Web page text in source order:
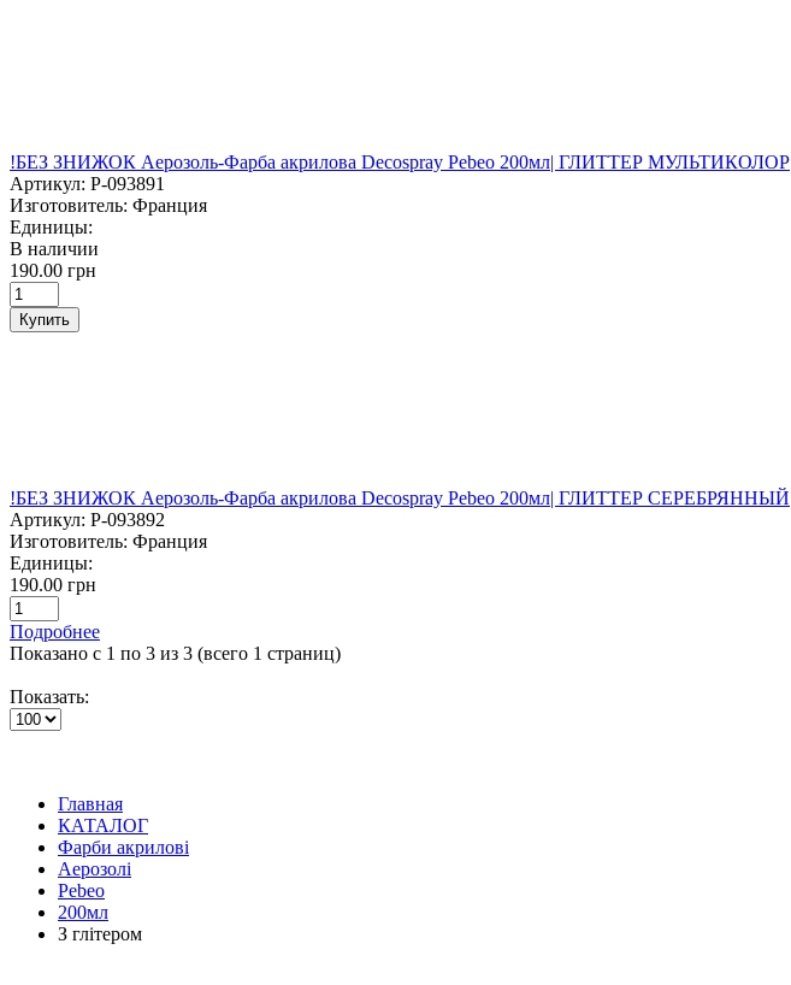
!БЕЗ ЗНИЖОК Аерозоль-Фарба акрилова Decospray Pebeo 200мл| ГЛИТТЕР МУЛЬТИКОЛОР
Артикул: P-093891
Изготовитель: Франция
Единицы:
В наличии
190.00 грн
Купить
!БЕЗ ЗНИЖОК Аерозоль-Фарба акрилова Decospray Pebeo 200мл| ГЛИТТЕР СЕРЕБРЯННЫЙ
Артикул: P-093892
Изготовитель: Франция
Единицы:
190.00 грн
Подробнее
Показано с 1 по 3 из 3 (всего 1 страниц)
Показать:
Главная
КАТАЛОГ
Фарби акрилові
Аерозолі
Pebeo
200мл
З глітером